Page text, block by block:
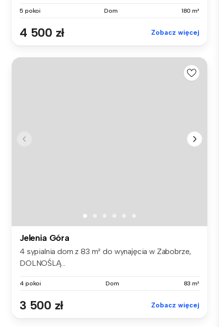
5 pokoi Dom 180 m²
4 500 zł Zobacz więcej
Jelenia Góra
4 sypialnia dom z 83 m² do wynajęcia w Zabobrze,
DOLNOŚLĄ...
4 pokoi Dom 83 m²
3 500 zł Zobacz więcej